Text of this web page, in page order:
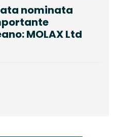
nominata
MOLAX Ltd